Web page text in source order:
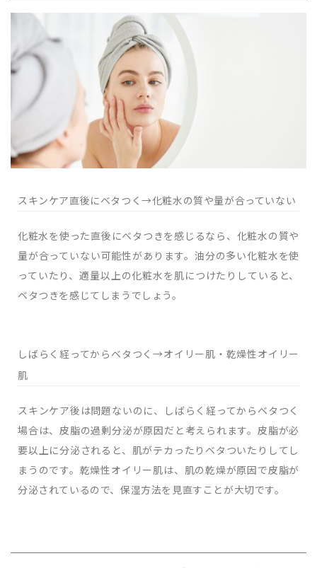
スキンケア直後にベタつく→化粧水の質や量が合っていない
化粧水を使った直後にベタつきを感じるなら、化粧水の質や
量が合っていない可能性があります。油分の多い化粧水を使
っていたり、適量以上の化粧水を肌につけたりしていると、
ベタつきを感じてしまうでしょう。
しばらく経ってからベタつく→オイリー肌・乾燥性オイリー
肌
スキンケア後は問題ないのに、しばらく経ってからベタつく
場合は、皮脂の過剰分泌が原因だと考えられます。皮脂が必
要以上に分泌されると、肌がテカったりベタついたりしてし
まうのです。乾燥性オイリー肌は、肌の乾燥が原因で皮脂が
分泌されているので、保湿方法を見直すことが大切です。